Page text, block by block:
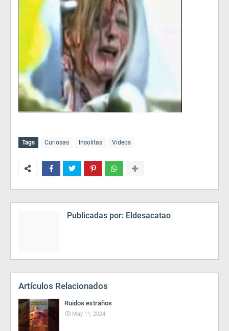
Tags Curiosas Insolitas Videos
Publicadas por: Eldesacatao
Artículos Relacionados
Ruidos extraños
May 11, 2024